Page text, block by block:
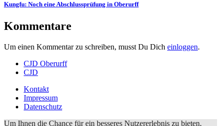
Kungfu: Noch eine Abschlussprüfung in Oberurff
Kommentare
Um einen Kommentar zu schreiben, musst Du Dich einloggen.
CJD Oberurff
CJD
Kontakt
Impressum
Datenschutz
Um Ihnen die Chance für ein besseres Nutzererlebnis zu bieten,